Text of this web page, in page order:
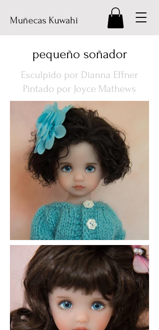
Muñecas Kuwahi
pequeño soñador
Esculpido por Dianna Effner
Pintado por Joyce Mathews